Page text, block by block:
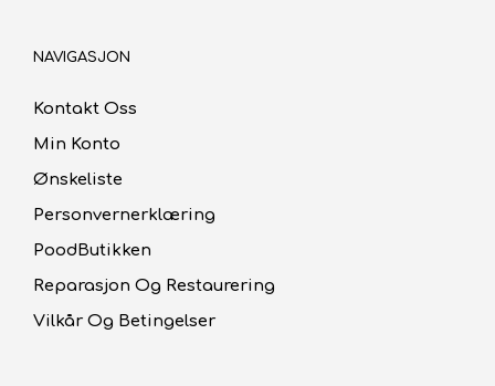
NAVIGASJON
Kontakt Oss
Min Konto
Ønskeliste
Personvernerklæring
PoodButikken
Reparasjon Og Restaurering
Vilkår Og Betingelser